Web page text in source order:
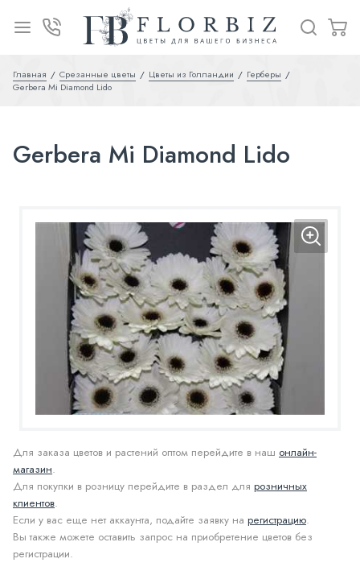
Главная Срезанные цветы Цветы из Голландии
Герберы
Gerbera Mi Diamond Lido
Gerbera Mi Diamond Lido
Для заказа цветов и растений оптом перейдите в наш онлайн-
магазин.
Для покупки в розницу перейдите в раздел для розничных
клиентов.
Если у вас еще нет аккаунта, подайте заявку на регистрацию.
Вы также можете оставить запрос на приобретение цветов без
регистрации.